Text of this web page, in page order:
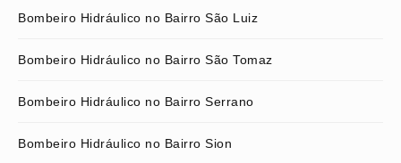
Bombeiro Hidráulico no Bairro São Luiz
Bombeiro Hidráulico no Bairro São Tomaz
Bombeiro Hidráulico no Bairro Serrano
Bombeiro Hidráulico no Bairro Sion